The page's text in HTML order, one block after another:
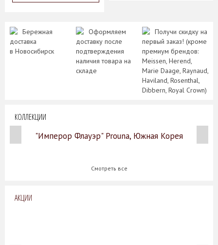
Бережная
доставка
в Новосибирск
Оформляем
доставку после
подтверждения
наличия товара на
складе
Получи скидку на
первый заказ! (кроме
премиум брендов:
Meissen, Herend,
Marie Daage, Raynaud,
Haviland, Rosenthal,
Dibbern, Royal Crown)
КОЛЛЕКЦИИ
"Имперор Флауэр" Prouna, Южная Корея
Смотреть все
АКЦИИ